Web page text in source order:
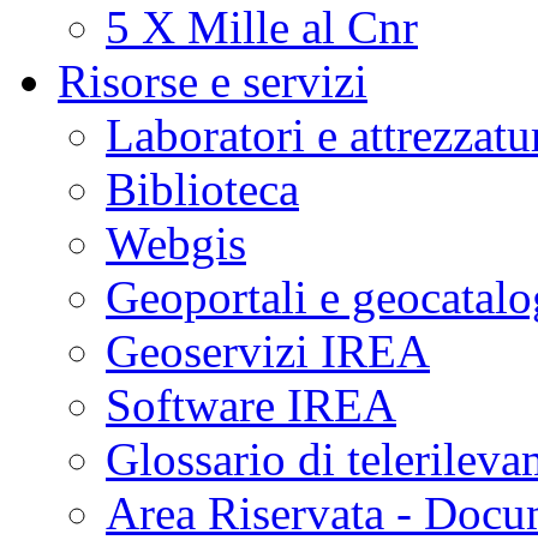
5 X Mille al Cnr
Risorse e servizi
Laboratori e
Biblioteca
Webgis
Geoportali e
Geoservizi IREA
Software IREA
Glossario di
Area Riservata -